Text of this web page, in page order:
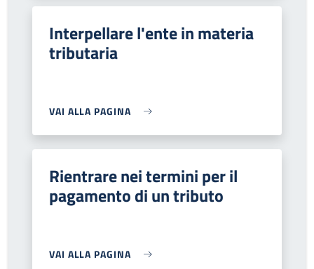
Interpellare l'ente in materia
tributaria
VAI ALLA PAGINA
Rientrare nei termini per il
pagamento di un tributo
VAI ALLA PAGINA